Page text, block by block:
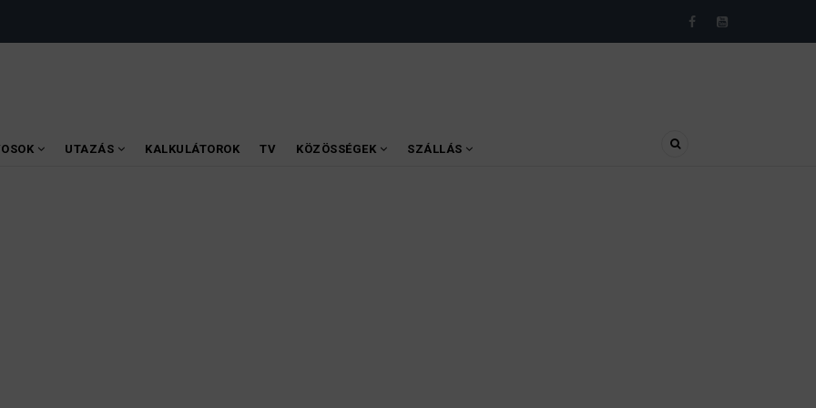
UTAZÁS KALKULÁTOROK TV KÖZÖSSÉGEK SZÁLLÁS